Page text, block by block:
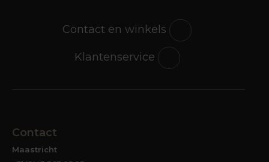
Contact en winkels
Klantenservice
Contact
Maastricht